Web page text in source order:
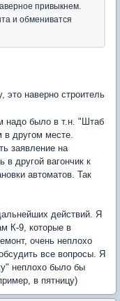
привыкнем.
и обмениватся
это наверно строитель
надо было в т.н. "Штаб
в другом месте.
заявление на
в другой вагончик к
автоматов. Так
действий. Я
К-9, которые в
очень неплохо
все вопросы. Я
неплохо было бы
в пятницу)